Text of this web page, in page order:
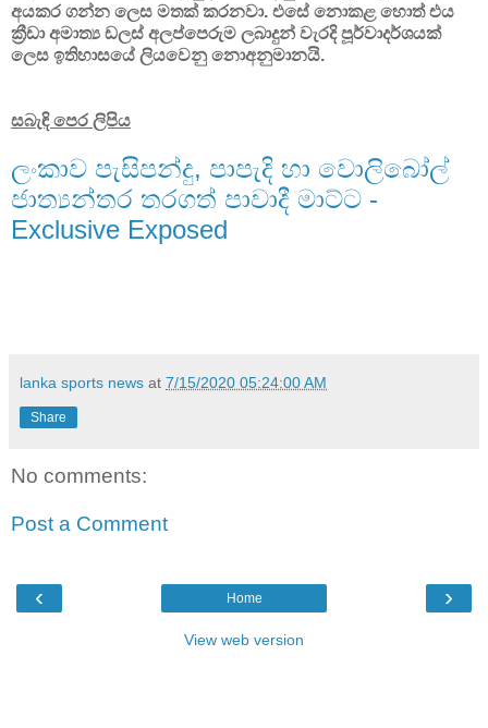
අයකර ගන්න ලෙස මතක් කරනවා. එසේ නොකළ හොත් එය
ක්‍රීඩා අමාත්‍ය ඩලස් අලප්පෙරුම ලබාදුන් වැරදි පූර්වාදර්ශයක්
ලෙස ඉතිහාසයේ ලියවෙනු නොඅනුමානයි.
සබැඳි පෙර ලිපිය
ලංකාව පැසිපන්දු, පාපැදි හා වොලිබෝල්
ජාත්‍යන්තර තරගත් පාවාදී මාට්ට -
Exclusive Exposed
lanka sports news at 7/15/2020 05:24:00 AM
Share
No comments:
Post a Comment
‹ ›
Home
View web version